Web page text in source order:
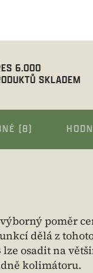
6.000
SKLADEM
(8)
poměr
dělá z
osadit na
kolimátoru.